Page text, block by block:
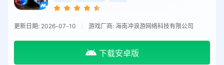
更新日期: 2026-07-10 游戏厂商: 海南冲浪游网络科技有限公司
下载安卓版